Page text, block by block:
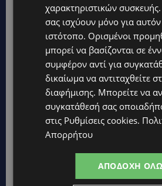
VIBE NEWS
Lidl Better Living Days
ταξίδι ευεξίας, γεμάτο
σε όλη την Κύπρο
ΚΑΤΟΙΚΙΔΙΑ
ΠΑΓΚΟΣΜΙΑ ΗΜΕΡΑ ΓΑΤΑΣ:
καθεμία μοναδική – Το
ματιά που λιώνει καρδιές
UPDATES
ΤΑΣΟΣ ΧΑΤΖΗΓΙΟΒΑΝΗΣ: Η
12χρονου Δημήτρη και η
του έδωσε ελπίδα
χαρακτηριστικών
σας ισχύουν μόνο για
ιστότοπο. Ορισμένοι
μπορεί να βασίζονται σε
συμφέρον αντί για
δικαίωμα να αντιταχθείτε
διαφήμισης. Μπορείτε να
συγκατάθεσή σας
στις Ρυθμίσεις cookies.
Απορρήτου
ΑΠΟΔΟΧΉ